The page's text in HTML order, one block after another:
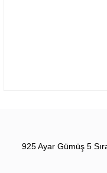
925 Ayar Gümüş 5